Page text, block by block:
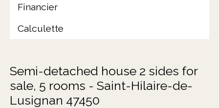
Financier
Calculette
Semi-detached house 2 sides for
sale, 5 rooms - Saint-Hilaire-de-
Lusignan 47450